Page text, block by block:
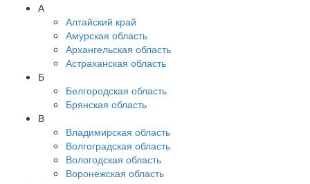
А
Алтайский край
Амурская область
Архангельская область
Астраханская область
Б
Белгородская область
Брянская область
В
Владимирская область
Волгоградская область
Вологодская область
Воронежская область